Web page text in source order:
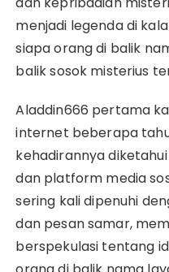
menjadi legenda di
siapa orang di balik
balik sosok misterius
Aladdin666 pertama
internet beberapa
kehadirannya
dan platform media
sering kali dipenuhi
dan pesan samar,
berspekulasi tentang